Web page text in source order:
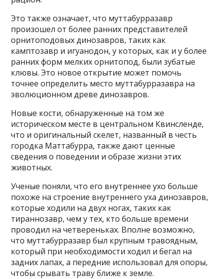
Это также означает, что муттабурразавр
произошел от более ранних представителей
орнитоподовых динозавров, таких как
камптозавр и игуанодон, у которых, как и у более
ранних форм мелких орнитопод, были зубатые
клювы. Это новое открытие может помочь
точнее определить место муттабурразавра на
эволюционном древе динозавров.
Новые кости, обнаруженные на том же
историческом месте в центральном Квинсленде,
что и оригинальный скелет, названный в честь
городка Маттабурра, также дают ценные
сведения о поведении и образе жизни этих
животных.
Ученые поняли, что его внутреннее ухо больше
похоже на строение внутреннего уха динозавров,
которые ходили на двух ногах, таких как
тираннозавр, чем у тех, кто больше времени
проводил на четвереньках. Вполне возможно,
что муттабурразавр был крупным травоядным,
который при необходимости ходил и бегал на
задних лапах, а передние использовал для опоры,
чтобы срывать траву ближе к земле.